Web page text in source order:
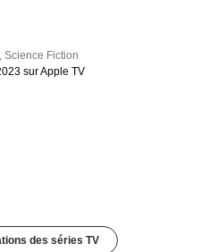
,Science Fiction
sur Apple TV
des séries TV